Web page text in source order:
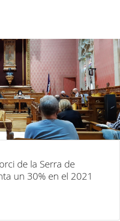
de la Serra de
un 30% en el 2021